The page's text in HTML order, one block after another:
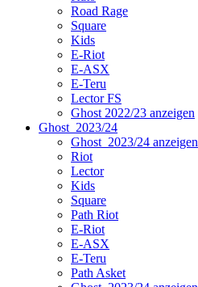
Road Rage
Square
Kids
E-Riot
E-ASX
E-Teru
Lector FS
Ghost 2022/23 anzeigen
Ghost_2023/24
Ghost_2023/24 anzeigen
Riot
Lector
Kids
Square
Path Riot
E-Riot
E-ASX
E-Teru
Path Asket